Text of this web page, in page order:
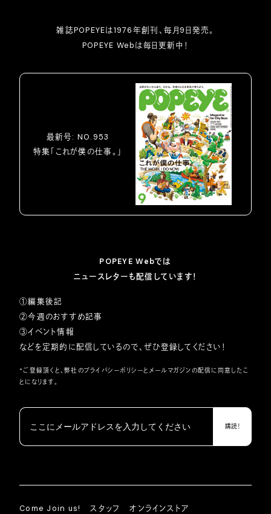
雑誌POPEYEは1976年創刊、毎月9日発売。
POPEYE Webは毎日更新中！
最新号: NO.953
特集「これが僕の仕事。」
POPEYE Webでは
ニュースレターも配信しています！
①編集後記
②今週のおすすめ記事
③イベント情報
などを定期的に配信しているので、ぜひ登録してください！
*ご登録頂くと、弊社のプライバシーポリシーとメールマガジンの配信に同意したこ
とになります。
Come Join us! スタッフ オンラインストア